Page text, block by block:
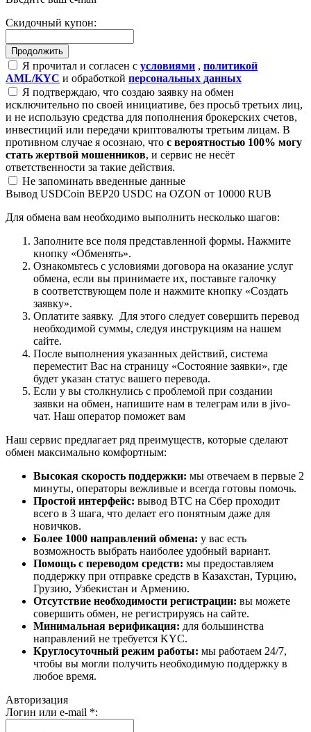
Скидочный купон:
Я прочитал и согласен с условиями , политикой
AML/KYC и обработкой персональных данных
Я подтверждаю, что создаю заявку на обмен
исключительно по своей инициативе, без просьб третьих лиц,
и не использую средства для пополнения брокерских счетов,
инвестиций или передачи криптовалюты третьим лицам. В
противном случае я осознаю, что с вероятностью 100% могу
стать жертвой мошенников, и сервис не несёт
ответственности за такие действия.
Не запоминать введенные данные
Вывод USDCoin BEP20 USDC на OZON от 10000 RUB
Для обмена вам необходимо выполнить несколько шагов:
Заполните все поля представленной формы. Нажмите
кнопку «Обменять».
Ознакомьтесь с условиями договора на оказание услуг
обмена, если вы принимаете их, поставьте галочку
в соответствующем поле и нажмите кнопку «Создать
заявку».
Оплатите заявку. Для этого следует совершить перевод
необходимой суммы, следуя инструкциям на нашем
сайте.
После выполнения указанных действий, система
переместит Вас на страницу «Состояние заявки», где
будет указан статус вашего перевода.
Если у вы столкнулись с проблемой при создании
заявки на обмен, напишите нам в телеграм или в jivo-
чат. Наш оператор поможет вам
Наш сервис предлагает ряд преимуществ, которые сделают
обмен максимально комфортным:
Высокая скорость поддержки: мы отвечаем в первые 2
минуты, операторы вежливые и всегда готовы помочь.
Простой интерфейс: вывод BTC на Сбер проходит
всего в 3 шага, что делает его понятным даже для
новичков.
Более 1000 направлений обмена: у вас есть
возможность выбрать наиболее удобный вариант.
Помощь с переводом средств: мы предоставляем
поддержку при отправке средств в Казахстан, Турцию,
Грузию, Узбекистан и Армению.
Отсутствие необходимости регистрации: вы можете
совершить обмен, не регистрируясь на сайте.
Минимальная верификация: для большинства
направлений не требуется KYC.
Круглосуточный режим работы: мы работаем 24/7,
чтобы вы могли получить необходимую поддержку в
любое время.
Авторизация
Логин или e-mail *: